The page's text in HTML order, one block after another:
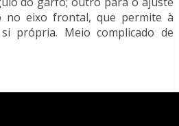
no eixo frontal, que permite à
própria. Meio complicado de